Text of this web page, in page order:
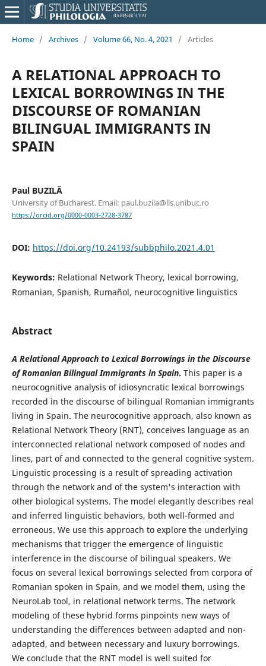
Home / Archives / Volume 66, No. 4, 2021 / Articles
A RELATIONAL APPROACH TO
LEXICAL BORROWINGS IN THE
DISCOURSE OF ROMANIAN
BILINGUAL IMMIGRANTS IN
SPAIN
Paul BUZILĂ
University of Bucharest. Email: paul.buzila@lls.unibuc.ro
https://orcid.org/0000-0003-2728-3787
DOI: https://doi.org/10.24193/subbphilo.2021.4.01
Keywords: Relational Network Theory, lexical borrowing,
Romanian, Spanish, Rumañol, neurocognitive linguistics
Abstract
A Relational Approach to Lexical Borrowings in the Discourse
of Romanian Bilingual Immigrants in Spain. This paper is a
neurocognitive analysis of idiosyncratic lexical borrowings
recorded in the discourse of bilingual Romanian immigrants
living in Spain. The neurocognitive approach, also known as
Relational Network Theory (RNT), conceives language as an
interconnected relational network composed of nodes and
lines, part of and connected to the general cognitive system.
Linguistic processing is a result of spreading activation
through the network and of the system's interaction with
other biological systems. The model elegantly describes real
and inferred linguistic behaviors, both well-formed and
erroneous. We use this approach to explore the underlying
mechanisms that trigger the emergence of linguistic
interference in the discourse of bilingual speakers. We
focus on several lexical borrowings selected from corpora of
Romanian spoken in Spain, and we model them, using the
NeuroLab tool, in relational network terms. The network
modeling of these hybrid forms pinpoints new ways of
understanding the differences between adapted and non-
adapted, and between necessary and luxury borrowings.
We conclude that the RNT model is well suited for